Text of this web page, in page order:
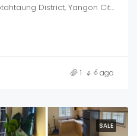
Thadar Yon St 2, Thaketa, Botahtaung District, Yangon City, Yangon, 11231, Myanmar
1 နှစ် ago
SALE